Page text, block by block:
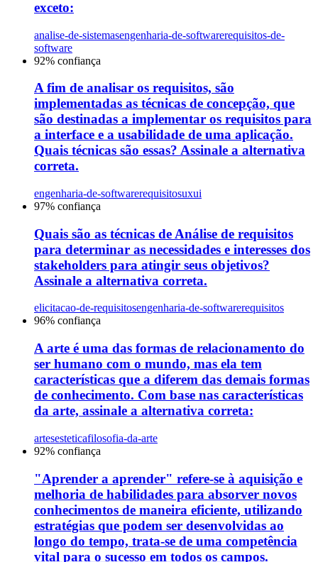
exceto:
analise-de-sistemasengenharia-de-softwarerequisitos-de-
software
92% confiança
A fim de analisar os requisitos, são
implementadas as técnicas de concepção, que
são destinadas a implementar os requisitos para
a interface e a usabilidade de uma aplicação.
Quais técnicas são essas? Assinale a alternativa
correta.
engenharia-de-softwarerequisitosuxui
97% confiança
Quais são as técnicas de Análise de requisitos
para determinar as necessidades e interesses dos
stakeholders para atingir seus objetivos?
Assinale a alternativa correta.
elicitacao-de-requisitosengenharia-de-softwarerequisitos
96% confiança
A arte é uma das formas de relacionamento do
ser humano com o mundo, mas ela tem
características que a diferem das demais formas
de conhecimento. Com base nas características
da arte, assinale a alternativa correta:
artesesteticafilosofia-da-arte
92% confiança
"Aprender a aprender" refere-se à aquisição e
melhoria de habilidades para absorver novos
conhecimentos de maneira eficiente, utilizando
estratégias que podem ser desenvolvidas ao
longo do tempo, trata-se de uma competência
vital para o sucesso em todos os campos.